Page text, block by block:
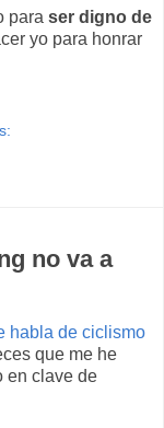
para ser digno de
yo para honrar
no va a
habla de ciclismo
que me he
en clave de